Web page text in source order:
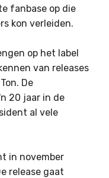
fanbase op die
kon verleiden.
op het label
van releases
De
20 jaar in de
al vele
in november
release gaat